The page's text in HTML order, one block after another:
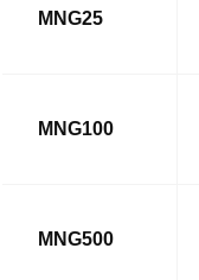
MNG25
MNG100
MNG500